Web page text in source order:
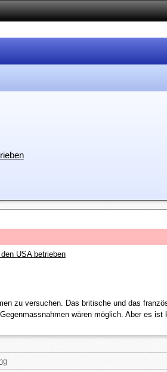
USA betrieben
zu versuchen. Das britische und das
wären möglich. Aber es ist